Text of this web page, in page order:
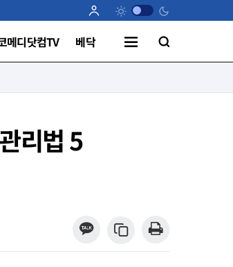
메디닷컴TV 베닥
리법 5